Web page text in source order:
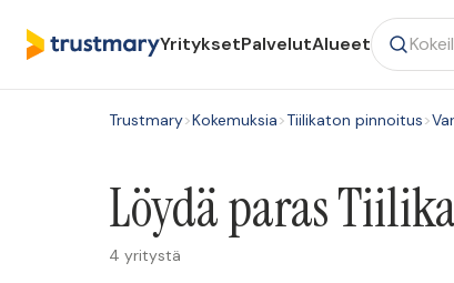
YrityksetPalvelutAlueet
Trustmary>Kokemuksia>Tiilikaton pinnoitus>
Löydä paras
4 yritystä